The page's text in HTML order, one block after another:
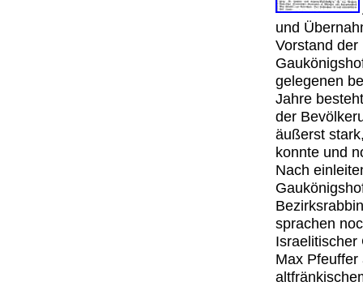
und
Vorstand
gelegenen
Jahre
der
äußerst
konnte und
Nach
sprachen
Israelitischer
Max